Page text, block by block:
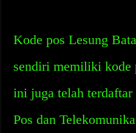
Kode pos Lesung
sendiri memiliki kode
ini juga telah
Pos dan